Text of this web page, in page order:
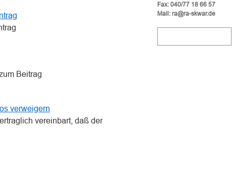
Beitrag
verweigern
vereinbart, daß der
Fax: 040/77 18 66 57
Mail: ra@ra-skwar.de